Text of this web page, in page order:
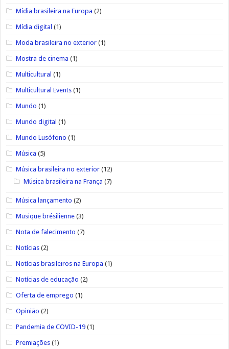
Mídia brasileira na Europa (2)
Mídia digital (1)
Moda brasileira no exterior (1)
Mostra de cinema (1)
Multicultural (1)
Multicultural Events (1)
Mundo (1)
Mundo digital (1)
Mundo Lusófono (1)
Música (5)
Música brasileira no exterior (12)
Música brasileira na França (7)
Música lançamento (2)
Musique brésilienne (3)
Nota de falecimento (7)
Notícias (2)
Notícias brasileiros na Europa (1)
Notícias de educação (2)
Oferta de emprego (1)
Opinião (2)
Pandemia de COVID-19 (1)
Premiações (1)